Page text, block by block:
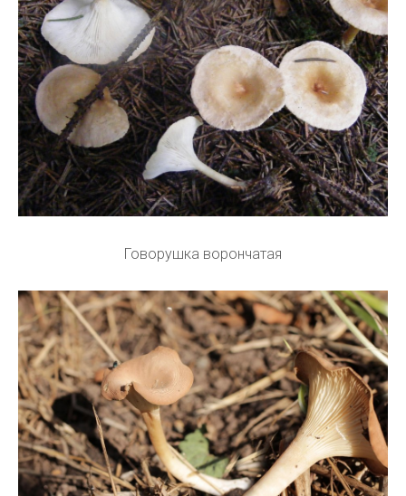
Говорушка ворончатая